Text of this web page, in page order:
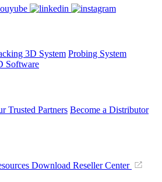
3D System Probing System
Software
Trusted Partners Become a Distributor
Download Reseller Center